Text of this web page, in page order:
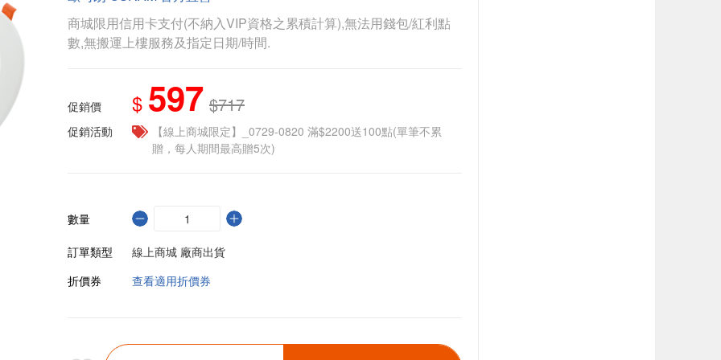
商城限用信用卡支付(不納入VIP資格之累積計算),無法用錢包/紅利點
數,無搬運上樓服務及指定日期/時間.
促銷價 $ 597 $717
促銷活動
【線上商城限定】_0729-0820 滿$2200送100點(單筆不累
贈，每人期間最高贈5次)
數量
訂單類型
線上商城 廠商出貨
折價券
查看適用折價券